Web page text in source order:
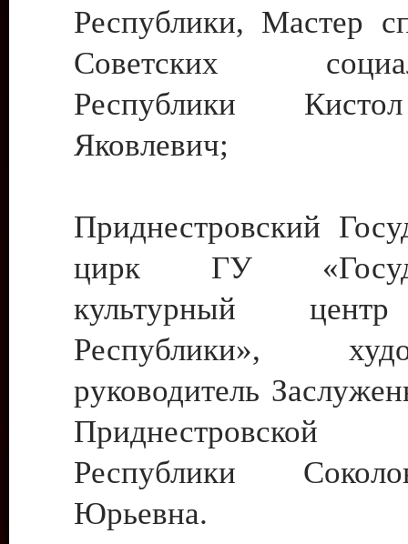
Республики, Мастер
Советских
Республики
Яковлевич;
Приднестровский
цирк ГУ
культурный
Республики»,
руководитель
Приднестровской
Республики
Юрьевна.